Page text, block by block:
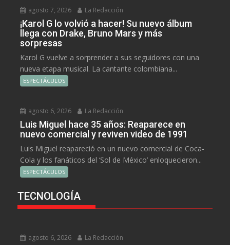
agosto 7, 2026 La Redacción
¡Karol G lo volvió a hacer! Su nuevo álbum
llega con Drake, Bruno Mars y más
sorpresas
Karol G vuelve a sorprender a sus seguidores con una
nueva etapa musical. La cantante colombiana...
ESPECTÁCULOS
agosto 6, 2026 La Redacción
Luis Miguel hace 35 años: Reaparece en
nuevo comercial y reviven video de 1991
Luis Miguel reapareció en un nuevo comercial de Coca-
Cola y los fanáticos del ‘Sol de México’ enloquecieron...
ESPECTÁCULOS
TECNOLOGÍA
agosto 6, 2026 La Redacción